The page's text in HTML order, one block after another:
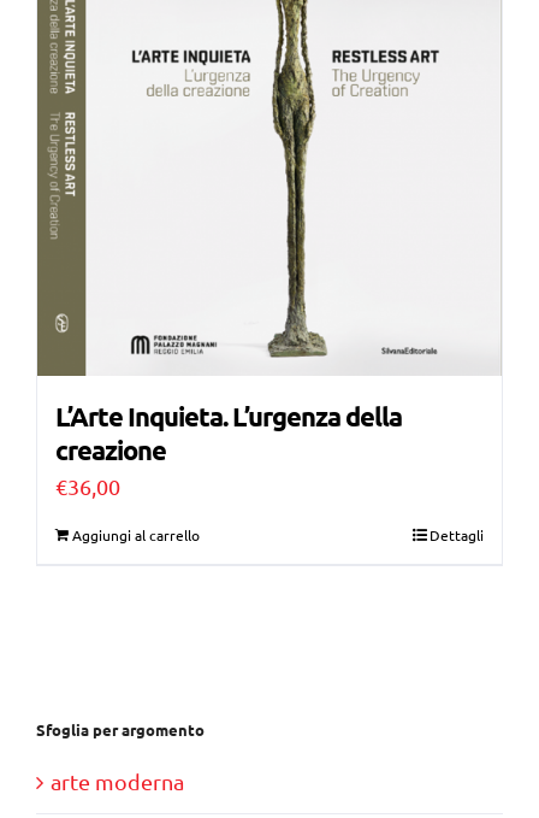
L’Arte Inquieta. L’urgenza della
creazione
€36,00
Aggiungi al carrello Dettagli
Sfoglia per argomento
arte moderna